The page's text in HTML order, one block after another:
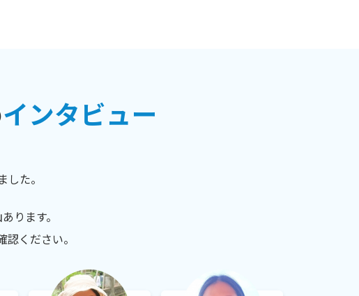
インタビュー
た。
ります。
ください。